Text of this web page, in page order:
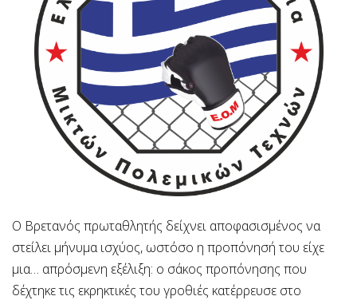
Ο Βρετανός πρωταθλητής δείχνει αποφασισμένος να
στείλει μήνυμα ισχύος, ωστόσο η προπόνησή του είχε
μια… απρόσμενη εξέλιξη: ο σάκος προπόνησης που
δέχτηκε τις εκρηκτικές του γροθιές κατέρρευσε στο